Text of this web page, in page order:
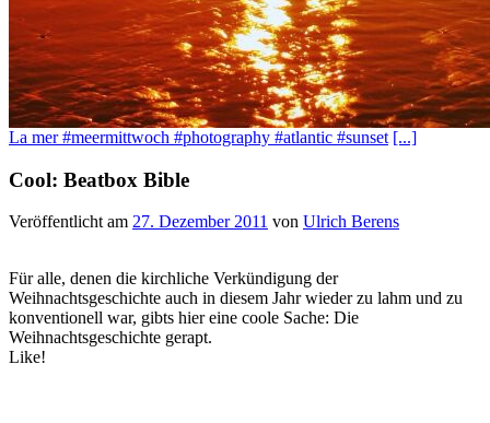
La mer #meermittwoch #photography #atlantic #sunset [...]
Cool: Beatbox Bible
Veröffentlicht am 27. Dezember 2011 von Ulrich Berens
Für alle, denen die kirchliche Verkündigung der
Weihnachtsgeschichte auch in diesem Jahr wieder zu lahm und zu
konventionell war, gibts hier eine coole Sache: Die
Weihnachtsgeschichte gerapt.
Like!